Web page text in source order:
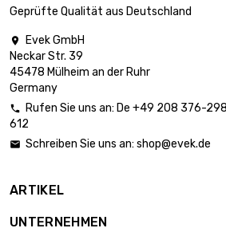
(≈55/64 inch)
Länge : 1 Meter x 5
SW : 24mm
SW : 27mm (≈1.06
1.773,10 €
Länge : 1 Meter x 2
SW : 30mm
Geprüfte Qualität aus Deutschland

Evek GmbH
Neckar Str. 39
45478 Mülheim an der Ruhr
Germany
 Rufen Sie uns an: De +49 208 376-
612
 Schreiben Sie uns an: shop@evek.de
ARTIKEL
UNTERNEHMEN